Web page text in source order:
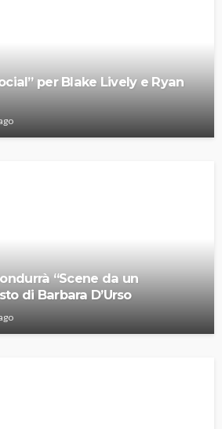
per Blake Lively e Ryan
“Scene da un
di Barbara D’Urso